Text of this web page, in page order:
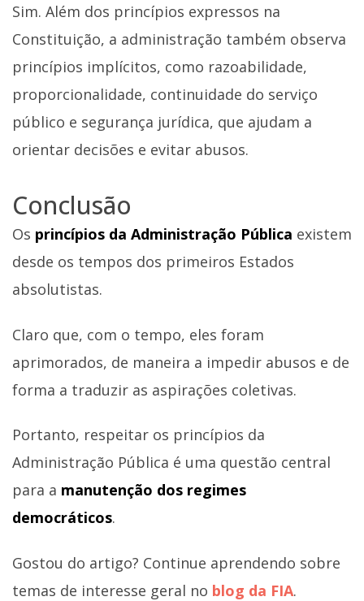
Sim. Além dos princípios expressos na
Constituição, a administração também observa
princípios implícitos, como razoabilidade,
proporcionalidade, continuidade do serviço
público e segurança jurídica, que ajudam a
orientar decisões e evitar abusos.
Conclusão
Os princípios da Administração Pública existem
desde os tempos dos primeiros Estados
absolutistas.
Claro que, com o tempo, eles foram
aprimorados, de maneira a impedir abusos e de
forma a traduzir as aspirações coletivas.
Portanto, respeitar os princípios da
Administração Pública é uma questão central
para a manutenção dos regimes
democráticos.
Gostou do artigo? Continue aprendendo sobre
temas de interesse geral no blog da FIA.